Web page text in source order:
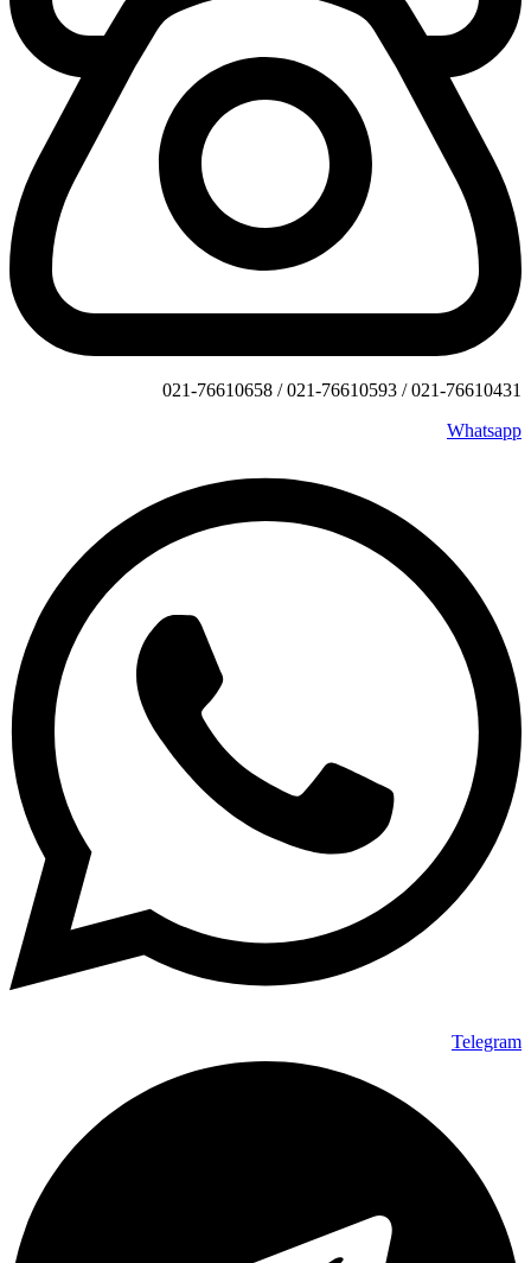
021-76610431 / 021-76610593 / 021-76610658
Whatsapp
Telegram